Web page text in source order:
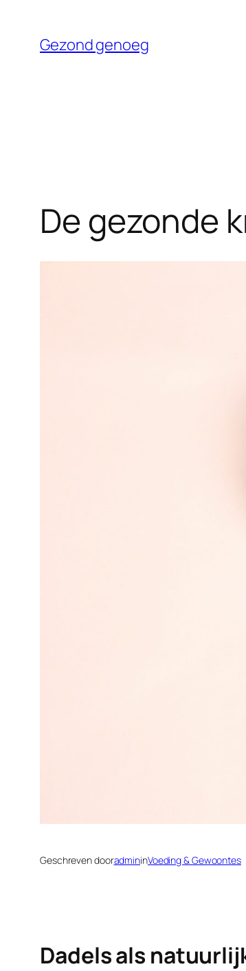
Gezond genoeg
De gezonde
Geschreven dooradmininVoeding & Gewoontes
Dadels als